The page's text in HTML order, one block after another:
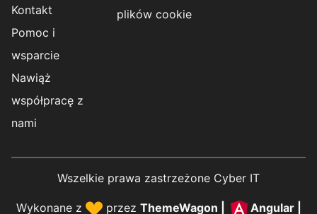
Kontakt
Pomoc i
wsparcie
Nawiąż
współpracę z
nami
plików cookie
Wszelkie prawa zastrzeżone Cyber IT
Wykonane z przez ThemeWagon Angular|